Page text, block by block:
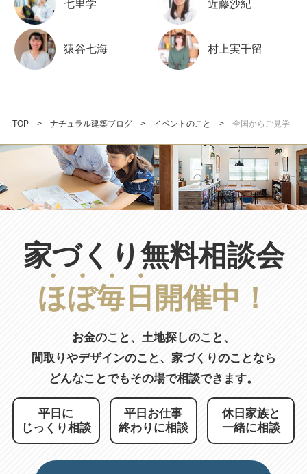
七里学 近藤沙紀
猿谷七海 村上実千留
TOP ナチュラル建築ブログ イベントのこと 全国からご見学
家づくり無料相談会
ほぼ毎 日 開催中！
お金のこと、土地探しのこと、
間取りやデザインのこと、 家づくりのことなら
どんなことでもその場で相談できます。
平日に
じっくり相談
平日お仕事
終わりに相談
休日家族と
一緒に相談